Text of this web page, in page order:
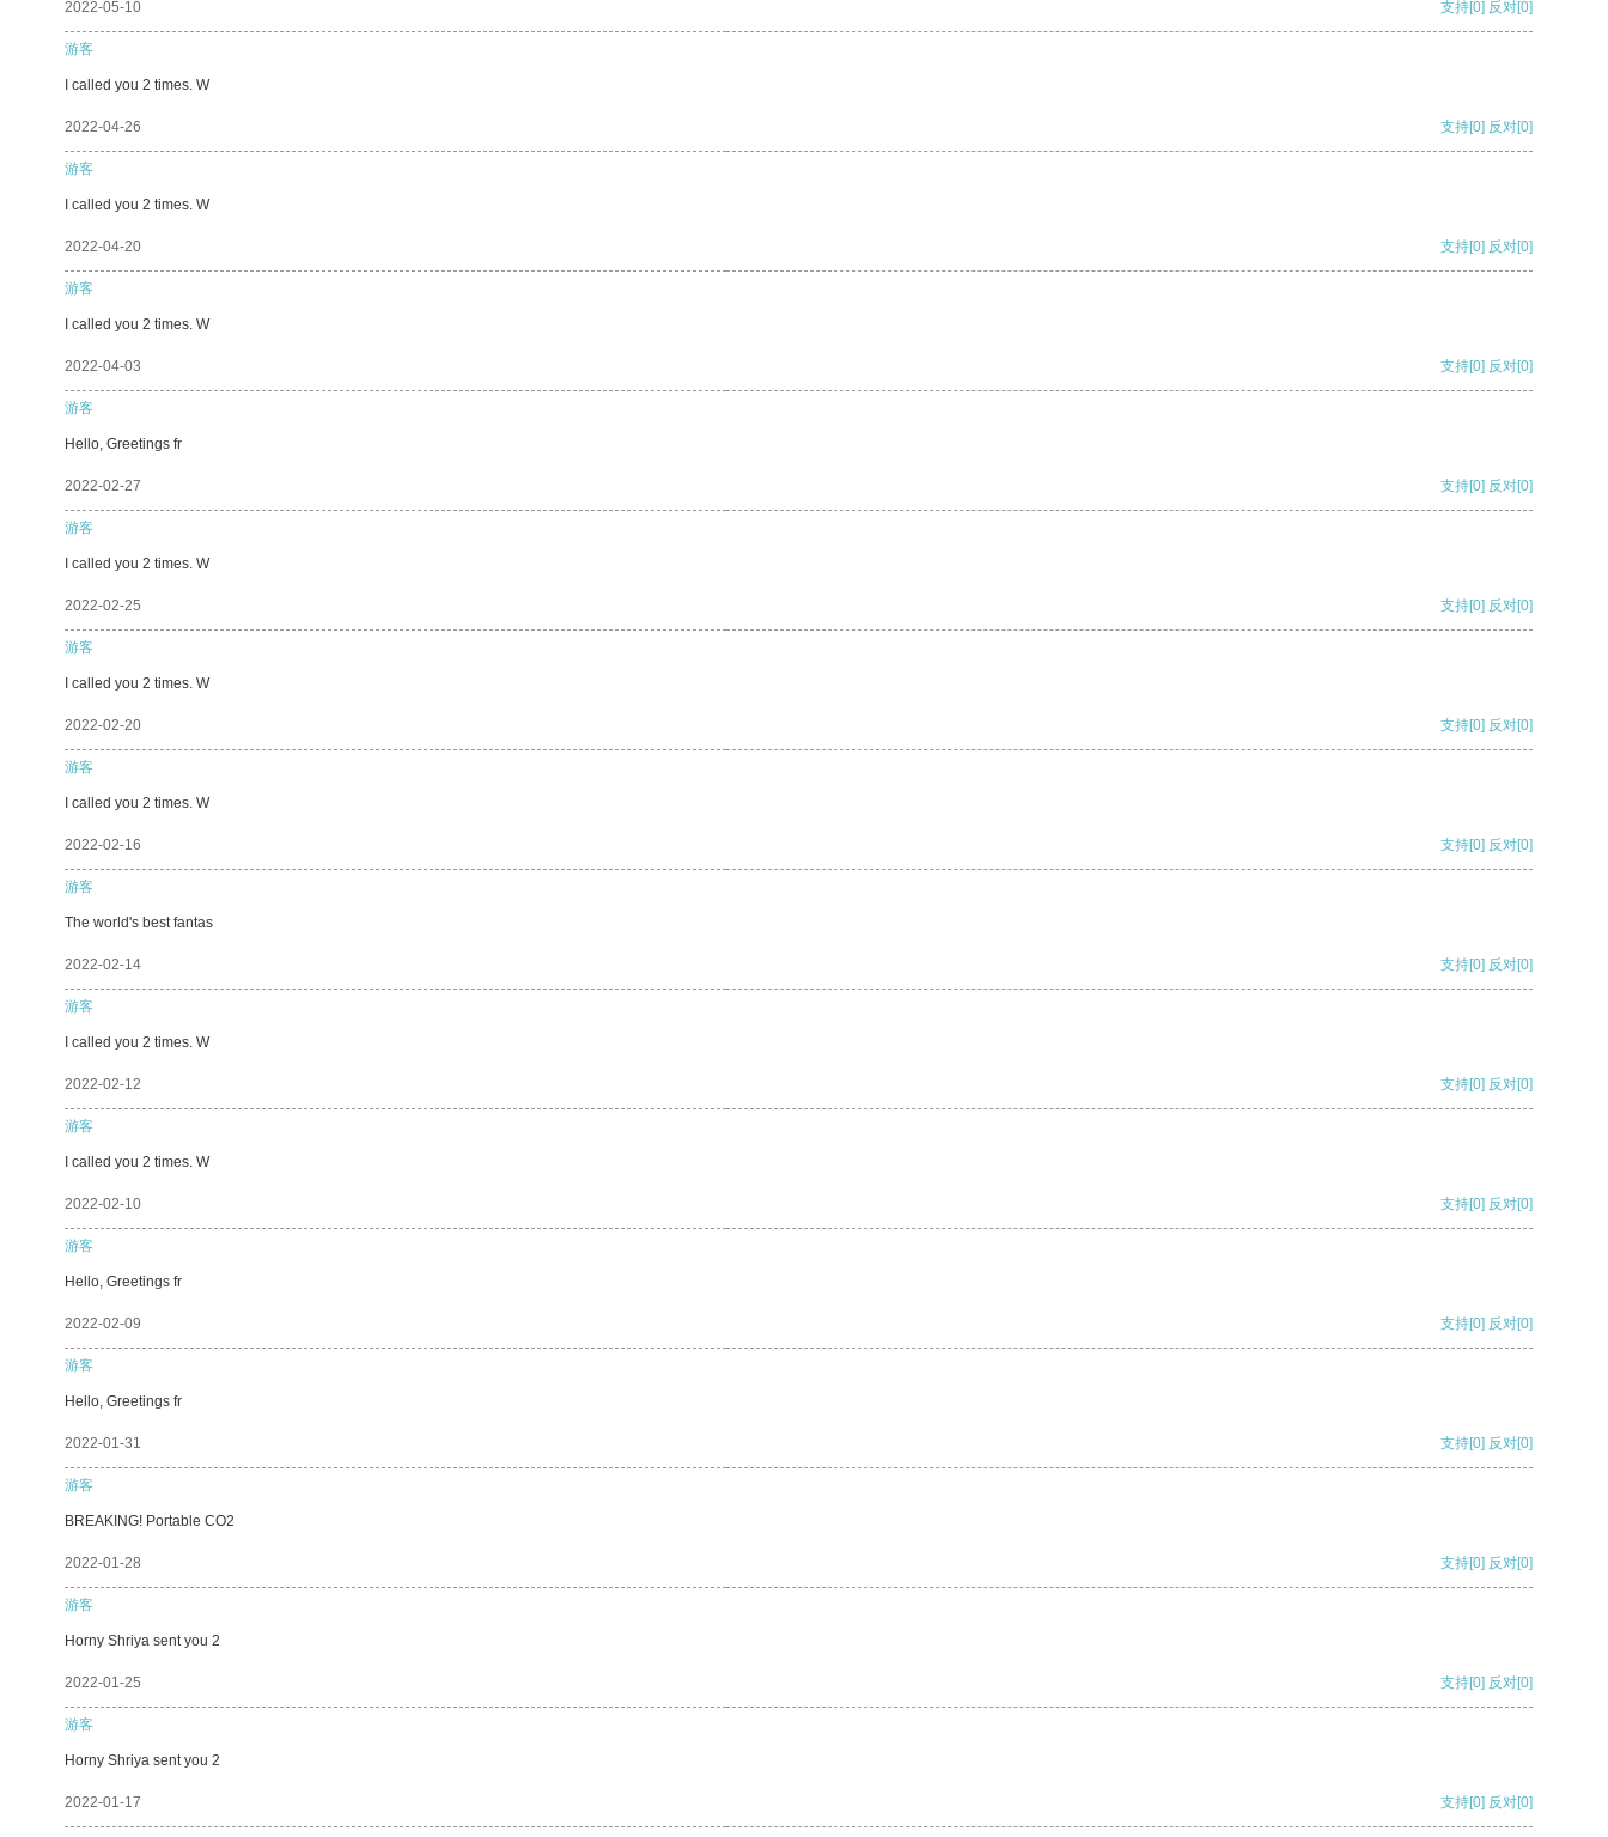
2022-05-10 支持[0] 反对[0]
游客
I called you 2 times. W
2022-04-26 支持[0] 反对[0]
游客
I called you 2 times. W
2022-04-20 支持[0] 反对[0]
游客
I called you 2 times. W
2022-04-03 支持[0] 反对[0]
游客
Hello, Greetings fr
2022-02-27 支持[0] 反对[0]
游客
I called you 2 times. W
2022-02-25 支持[0] 反对[0]
游客
I called you 2 times. W
2022-02-20 支持[0] 反对[0]
游客
I called you 2 times. W
2022-02-16 支持[0] 反对[0]
游客
The world's best fantas
2022-02-14 支持[0] 反对[0]
游客
I called you 2 times. W
2022-02-12 支持[0] 反对[0]
游客
I called you 2 times. W
2022-02-10 支持[0] 反对[0]
游客
Hello, Greetings fr
2022-02-09 支持[0] 反对[0]
游客
Hello, Greetings fr
2022-01-31 支持[0] 反对[0]
游客
BREAKING! Portable CO2
2022-01-28 支持[0] 反对[0]
游客
Horny Shriya sent you 2
2022-01-25 支持[0] 反对[0]
游客
Horny Shriya sent you 2
2022-01-17 支持[0] 反对[0]